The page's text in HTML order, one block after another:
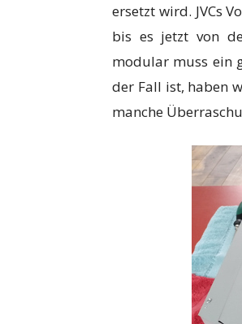
ersetzt wird. JVCs
bis es jetzt von
modular muss ein
der Fall ist, haben
manche